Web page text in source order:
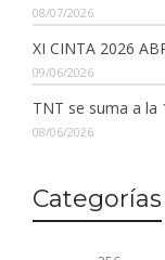
08/07/2026
XI CINTA 2026
09/06/2026
TNT se suma a la
08/06/2026
Categorías